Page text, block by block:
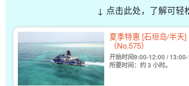
↓ 点击此处，了解可轻
夏季特惠 [石垣岛/半天
（No.575）
开始时间9:00-12:00 /
所要时间：约 3 小时。